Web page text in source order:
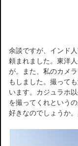
余談ですが、インド
頼まれました。東洋
が。また、私のカメ
もしました。撮って
います。カジュラホ
を撮ってくれという
好きなのでしょうか